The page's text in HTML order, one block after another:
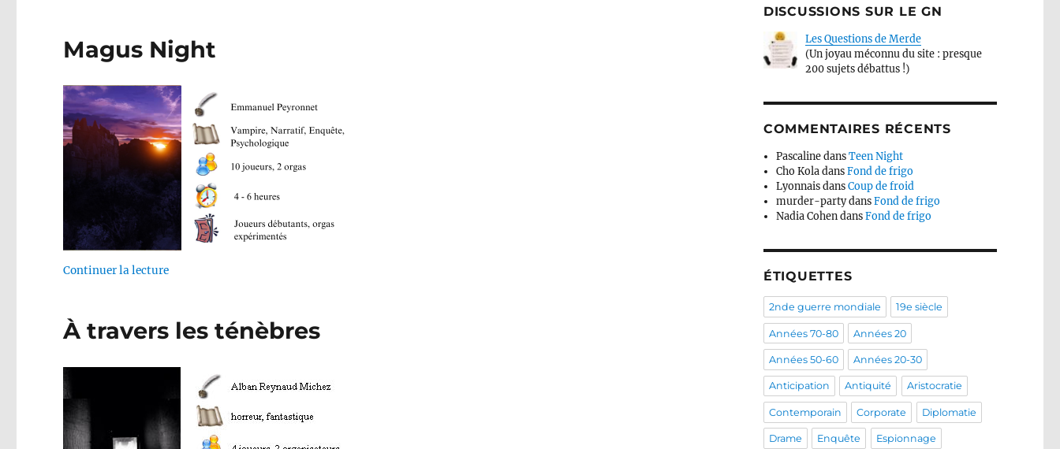
Magus Night
Continuer la lecturede « Magus Night »
À travers les ténèbres
DISCUSSIONS SUR LE GN
Les Questions de Merde
(Un joyau méconnu du site : presque
200 sujets débattus !)
COMMENTAIRES RÉCENTS
Pascalinedans Teen Night
Cho Koladans Fond de frigo
Lyonnaisdans Coup de froid
murder-partydans Fond de frigo
Nadia Cohendans Fond de frigo
ÉTIQUETTES
2nde guerre mondiale 19e siècle
Années 70-80 Années 20
Années 50-60 Années 20-30
Anticipation Antiquité Aristocratie
Contemporain Corporate Diplomatie
Drame Enquête Espionnage